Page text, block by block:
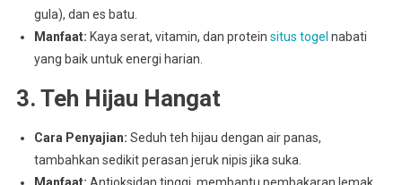
gula), dan es batu.
Manfaat: Kaya serat, vitamin, dan protein situs togel nabati
yang baik untuk energi harian.
3. Teh Hijau Hangat
Cara Penyajian: Seduh teh hijau dengan air panas,
tambahkan sedikit perasan jeruk nipis jika suka.
Manfaat: Antioksidan tinggi, membantu pembakaran lemak,